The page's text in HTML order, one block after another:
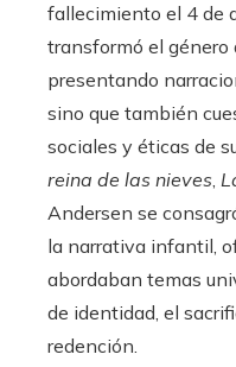
fallecimiento el 4 de
transformó el género
presentando
sino que también
sociales y éticas de
reina de las nieves,
Andersen se
la narrativa infantil,
abordaban temas
de identidad, el
redención.